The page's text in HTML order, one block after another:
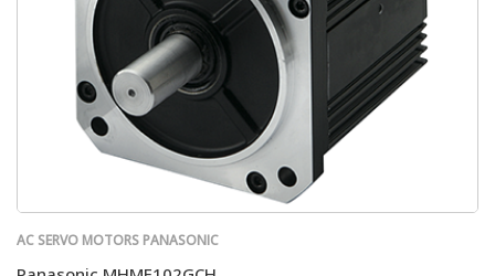
AC SERVO MOTORS PANASONIC